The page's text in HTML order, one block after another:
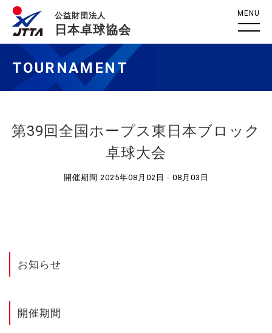
公益財団法人
日本卓球協会
MENU
TOURNAMENT
第39回全国ホープス東日本ブロック
卓球大会
開催期間 2025年08月02日 - 08月03日
お知らせ
開催期間